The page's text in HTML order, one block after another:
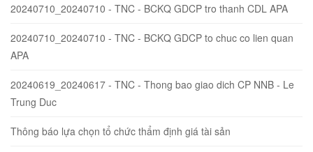
20240710_20240710 - TNC - BCKQ GDCP tro thanh CDL APA
20240710_20240710 - TNC - BCKQ GDCP to chuc co lien quan
APA
20240619_20240617 - TNC - Thong bao giao dich CP NNB - Le
Trung Duc
Thông báo lựa chọn tổ chức thẩm định giá tài sản